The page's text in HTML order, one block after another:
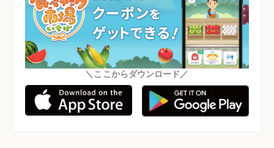
＼ここからダウンロード／